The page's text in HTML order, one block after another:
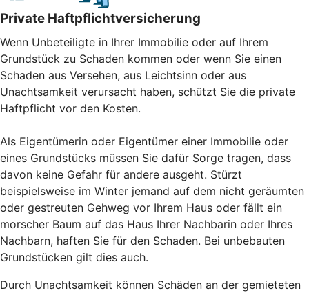
Private Haftpflichtversicherung
Wenn Unbeteiligte in Ihrer Immobilie oder auf Ihrem
Grundstück zu Schaden kommen oder wenn Sie einen
Schaden aus Versehen, aus Leichtsinn oder aus
Unachtsamkeit verursacht haben, schützt Sie die private
Haftpflicht vor den Kosten.
Als Eigentümerin oder Eigentümer einer Immobilie oder
eines Grundstücks müssen Sie dafür Sorge tragen, dass
davon keine Gefahr für andere ausgeht. Stürzt
beispielsweise im Winter jemand auf dem nicht geräumten
oder gestreuten Gehweg vor Ihrem Haus oder fällt ein
morscher Baum auf das Haus Ihrer Nachbarin oder Ihres
Nachbarn, haften Sie für den Schaden. Bei unbebauten
Grundstücken gilt dies auch.
Durch Unachtsamkeit können Schäden an der gemieteten